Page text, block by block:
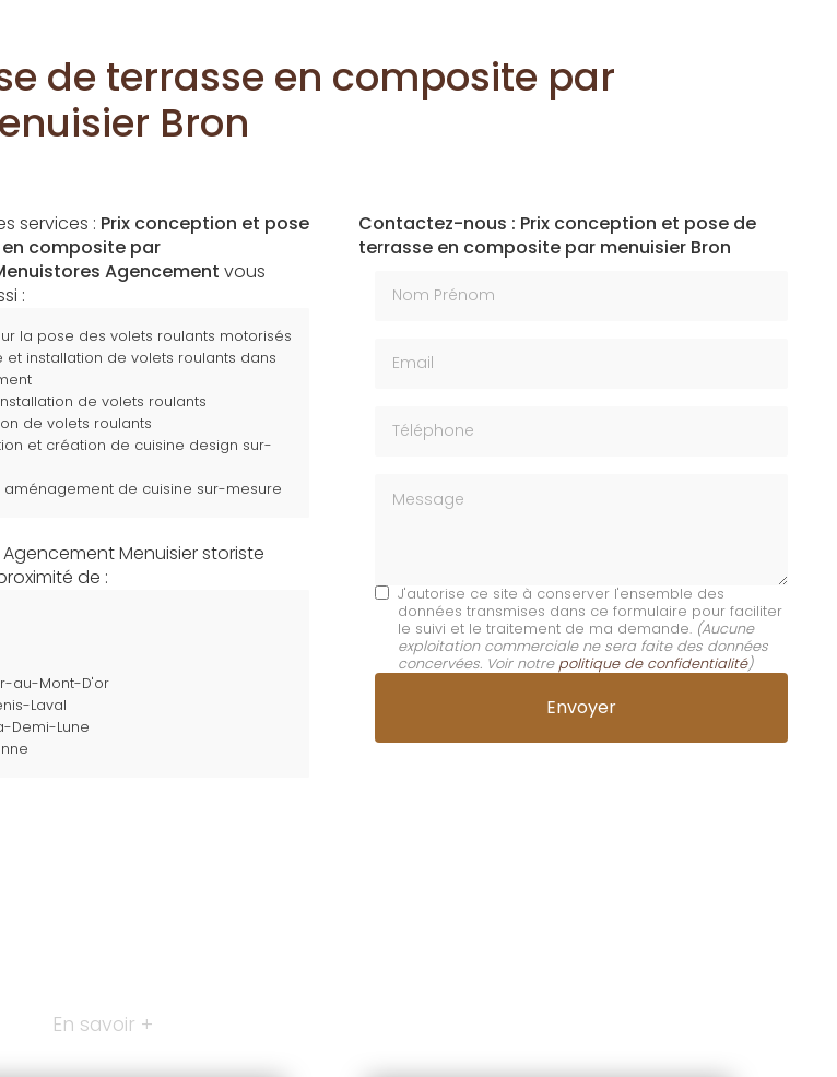
de terrasse en composite par
Bron
services : Prix conception et pose
composite par
Agencement vous
:
la pose des volets roulants motorisés
et installation de volets roulants dans
de volets roulants
de volets roulants
et création de cuisine design sur-
aménagement de cuisine sur-mesure
Menuisier storiste
de :
au-Mont-D'or
Laval
Demi-Lune
Contactez-nous : Prix conception et pose de
terrasse en composite par menuisier Bron
J'autorise ce site à conserver l'ensemble des
données transmises dans ce formulaire pour faciliter
le suivi et le traitement de ma demande. (Aucune
exploitation commerciale ne sera faite des données
concervées. Voir notre politique de confidentialité)
En savoir +